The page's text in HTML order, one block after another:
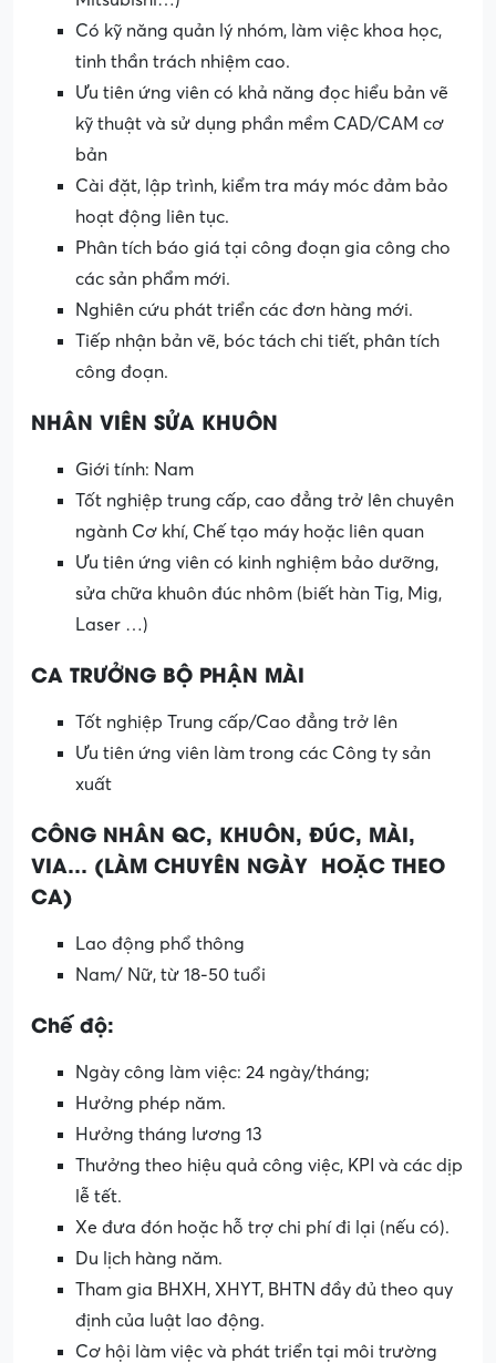
Có kỹ năng quản lý nhóm, làm việc khoa học,
tinh thần trách nhiệm cao.
Ưu tiên ứng viên có khả năng đọc hiểu bản vẽ
kỹ thuật và sử dụng phần mềm CAD/CAM cơ
bản
Cài đặt, lập trình, kiểm tra máy móc đảm bảo
hoạt động liên tục.
Phân tích báo giá tại công đoạn gia công cho
các sản phẩm mới.
Nghiên cứu phát triển các đơn hàng mới.
Tiếp nhận bản vẽ, bóc tách chi tiết, phân tích
công đoạn.
NHÂN VIÊN SỬA KHUÔN
Giới tính: Nam
Tốt nghiệp trung cấp, cao đẳng trở lên chuyên
ngành Cơ khí, Chế tạo máy hoặc liên quan
Ưu tiên ứng viên có kinh nghiệm bảo dưỡng,
sửa chữa khuôn đúc nhôm (biết hàn Tig, Mig,
Laser …)
CA TRƯỞNG BỘ PHẬN MÀI
Tốt nghiệp Trung cấp/Cao đẳng trở lên
Ưu tiên ứng viên làm trong các Công ty sản
xuất
CÔNG NHÂN QC, KHUÔN, ĐÚC, MÀI,
VIA… (LÀM CHUYÊN NGÀY HOẶC THEO
CA)
Lao động phổ thông
Nam/ Nữ, từ 18-50 tuổi
Chế độ:
Ngày công làm việc: 24 ngày/tháng;
Hưởng phép năm.
Hưởng tháng lương 13
Thưởng theo hiệu quả công việc, KPI và các dịp
lễ tết.
Xe đưa đón hoặc hỗ trợ chi phí đi lại (nếu có).
Du lịch hàng năm.
Tham gia BHXH, XHYT, BHTN đầy đủ theo quy
định của luật lao động.
Cơ hội làm việc và phát triển tại môi trường